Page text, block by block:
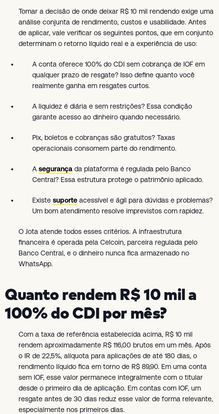
Tomar a decisão de onde deixar R$ 10 mil rendendo exige uma
análise conjunta de rendimento, custos e usabilidade. Antes
de aplicar, vale verificar os seguintes pontos, que em conjunto
determinam o retorno líquido real e a experiência de uso:
A conta oferece 100% do CDI sem cobrança de IOF em
qualquer prazo de resgate? Isso define quanto você
realmente ganha em resgates curtos.
A liquidez é diária e sem restrições? Essa condição
garante acesso ao dinheiro quando necessário.
Pix, boletos e cobranças são gratuitos? Taxas
operacionais consomem parte do rendimento.
A segurança da plataforma é regulada pelo Banco
Central? Essa estrutura protege o patrimônio aplicado.
Existe suporte acessível e ágil para dúvidas e problemas?
Um bom atendimento resolve imprevistos com rapidez.
O Jota atende todos esses critérios. A infraestrutura
financeira é operada pela Celcoin, parceira regulada pelo
Banco Central, e o dinheiro nunca fica armazenado no
WhatsApp.
Quanto rendem R$ 10 mil a
100% do CDI por mês?
Com a taxa de referência estabelecida acima, R$ 10 mil
rendem aproximadamente R$ 116,00 brutos em um mês. Após
o IR de 22,5%, alíquota para aplicações de até 180 dias, o
rendimento líquido fica em torno de R$ 89,90. Em uma conta
sem IOF, esse valor permanece integralmente com o titular
desde o primeiro dia de aplicação. Em contas com IOF, um
resgate antes de 30 dias reduz esse valor de forma relevante,
especialmente nos primeiros dias.